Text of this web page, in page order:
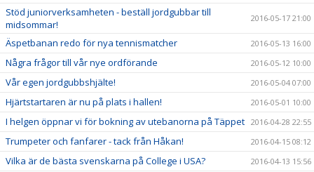
Stöd juniorverksamheten - beställ jordgubbar till
midsommar!
2016-05-17 21:00
Äspetbanan redo för nya tennismatcher 2016-05-13 16:00
Några frågor till vår nye ordförande 2016-05-12 10:00
Vår egen jordgubbshjälte! 2016-05-04 07:00
Hjärtstartaren är nu på plats i hallen! 2016-05-01 10:00
I helgen öppnar vi för bokning av utebanorna på Täppet 2016-04-28 22:55
Trumpeter och fanfarer - tack från Håkan! 2016-04-15 08:12
Vilka är de bästa svenskarna på College i USA? 2016-04-13 15:56